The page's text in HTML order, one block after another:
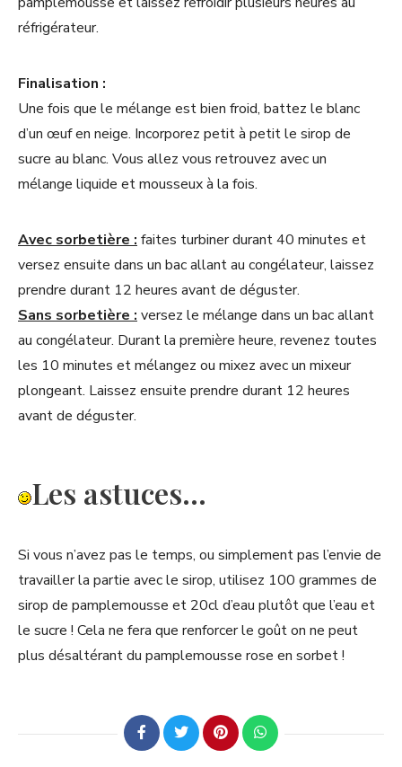
réfrigérateur.
Finalisation :
Une fois que le mélange est bien froid, battez le blanc
d’un œuf en neige. Incorporez petit à petit le sirop de
sucre au blanc. Vous allez vous retrouvez avec un
mélange liquide et mousseux à la fois.
Avec sorbetière : faites turbiner durant 40 minutes et
versez ensuite dans un bac allant au congélateur, laissez
prendre durant 12 heures avant de déguster.
Sans sorbetière : versez le mélange dans un bac allant
au congélateur. Durant la première heure, revenez toutes
les 10 minutes et mélangez ou mixez avec un mixeur
plongeant. Laissez ensuite prendre durant 12 heures
avant de déguster.
Les astuces…
Si vous n’avez pas le temps, ou simplement pas l’envie de
travailler la partie avec le sirop, utilisez 100 grammes de
sirop de pamplemousse et 20cl d’eau plutôt que l’eau et
le sucre ! Cela ne fera que renforcer le goût on ne peut
plus désaltérant du pamplemousse rose en sorbet !